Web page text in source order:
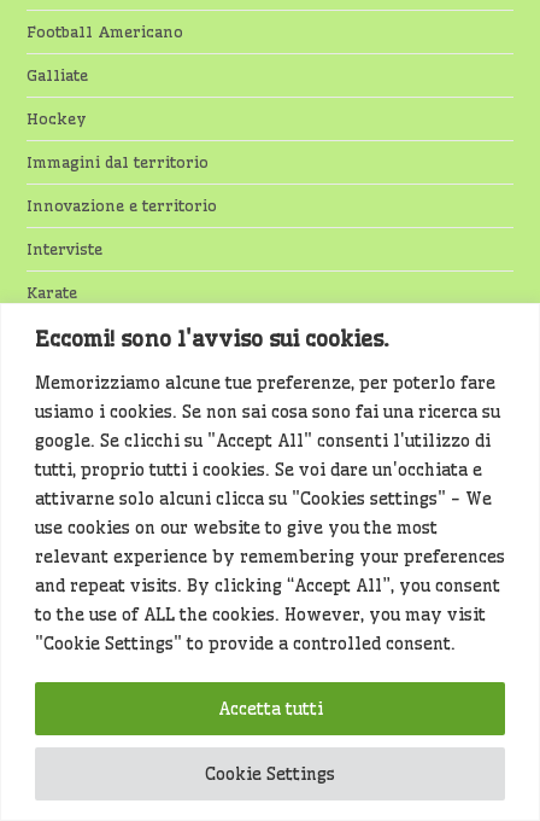
Eccomi! sono l'avviso sui cookies.
Memorizziamo alcune tue preferenze, per poterlo fare
usiamo i cookies. Se non sai cosa sono fai una ricerca su
google. Se clicchi su "Accept All" consenti l'utilizzo di
tutti, proprio tutti i cookies. Se voi dare un'occhiata e
attivarne solo alcuni clicca su "Cookies settings" - We
use cookies on our website to give you the most
relevant experience by remembering your preferences
and repeat visits. By clicking “Accept All”, you consent
to the use of ALL the cookies. However, you may visit
"Cookie Settings" to provide a controlled consent.
Cookie Settings
Accetta tutti
Football Americano
Galliate
Hockey
Immagini dal territorio
Innovazione e territorio
Interviste
Karate
Lavori pubblici
Lavoro
Libri
Mag di Spondeticino
Magenta
Marcallo con Casone
Mesero
Moda
Mostra